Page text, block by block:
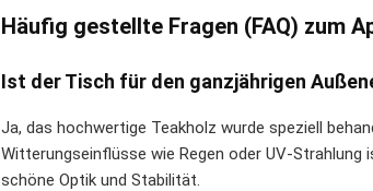
Häufig gestellte Fragen (FAQ) zum
Ist der Tisch für den ganzjährigen
Ja, das hochwertige Teakholz wurde speziell
Witterungseinflüsse wie Regen oder UV-
schöne Optik und Stabilität.